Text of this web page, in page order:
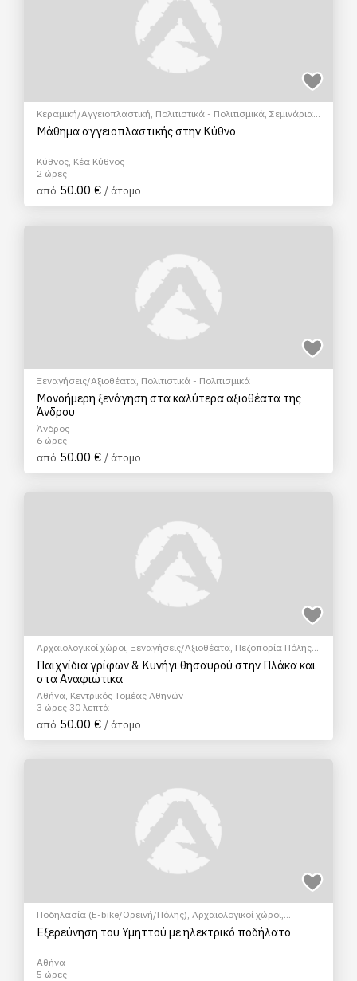
Κεραμική/Αγγειοπλαστική, Πολιτιστικά - Πολιτισμικά, Σεμινάρια
& Μαθήματα
Μάθημα αγγειοπλαστικής στην Κύθνο
Κύθνος, Κέα Κύθνος
2 ώρες
από 50.00 € / άτομο
Ξεναγήσεις/Αξιοθέατα, Πολιτιστικά - Πολιτισμικά
Μονοήμερη ξενάγηση στα καλύτερα αξιοθέατα της
Άνδρου
Άνδρος
6 ώρες
από 50.00 € / άτομο
Αρχαιολογικοί χώροι, Ξεναγήσεις/Αξιοθέατα, Πεζοπορία Πόλης,
Πολιτιστικά - Πολιτισμικά
Παιχνίδια γρίφων & Κυνήγι θησαυρού στην Πλάκα και
στα Αναφιώτικα
Αθήνα, Κεντρικός Τομέας Αθηνών
3 ώρες 30 λεπτά
από 50.00 € / άτομο
Ποδηλασία (E-bike/Ορεινή/Πόλης), Αρχαιολογικοί χώροι,
EcoΠεριηγήση
Ξεναγήσεις/Αξιοθέατα Πολιτιστικά - Πολιτισμικά
Εξερεύνηση του Υμηττού με ηλεκτρικό ποδήλατο
Αθήνα
5 ώρες